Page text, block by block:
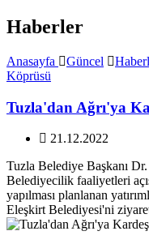
Haberler
Anasayfa Güncel
Köprüsü
Tuzla'dan Ağrı'ya
21.12.2022
Tuzla Belediye Başkanı
Belediyecilik faaliyetleri
yapılması planlanan
Eleşkirt Belediyesi'ni